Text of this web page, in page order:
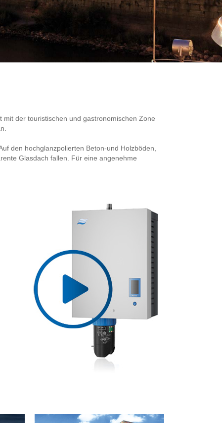
der touristischen und gastronomischen Zone
den hochglanzpolierten Beton-und Holzböden,
Glasdach fallen. Für eine angenehme